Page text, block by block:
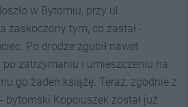
w Bytomiu, przy ul.
zaskoczony tym, co zastał -
Po drodze zgubił nawet
po zatrzymaniu i umieszczeniu na
go żaden książę. Teraz, zgodnie z
bytomski Kopciuszek został już